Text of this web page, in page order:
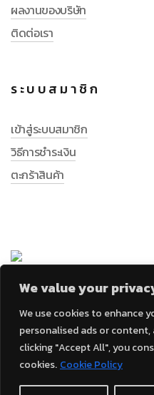
We value your
We use cookies to enhance
personalised ads or
clicking "Accept All", you
cookies. Cookie Policy
ผลงานของบริษัท
ติดต่อเรา
ระบบสมาชิก
เข้าสู่ระบบสมาชิก
วิธีการชำระเงิน
ตะกร้าสินค้า